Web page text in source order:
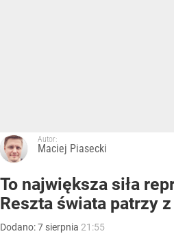
Autor:
Maciej Piasecki
To największa siła
Reszta świata patrzy
Dodano:7 sierpnia 21:55